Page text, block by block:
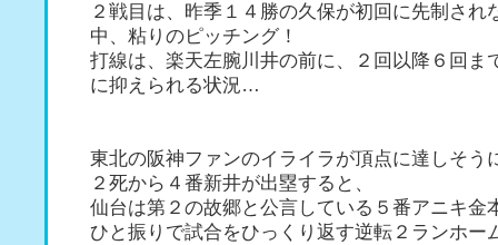
２戦目は、昨季１４勝の久保が初回に先制され
中、粘りのピッチング！
打線は、楽天左腕川井の前に、２回以降６回ま
に抑えられる状況…
東北の阪神ファンのイライラが頂点に達しそう
２死から４番新井が出塁すると、
仙台は第２の故郷と公言している５番アニキ金
ひと振りで試合をひっくり返す逆転２ランホー